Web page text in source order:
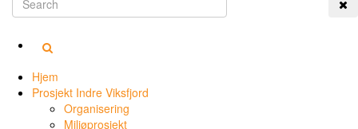
Hjem
Prosjekt Indre Viksfjord
Organisering
Miljøprosjekt